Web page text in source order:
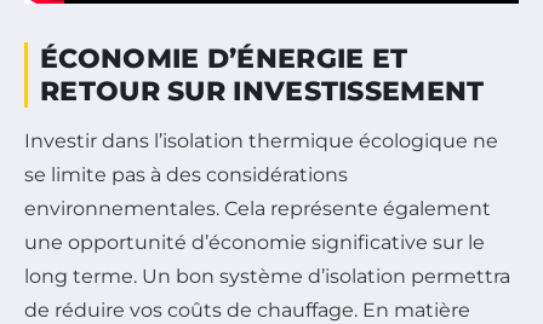
ÉCONOMIE D’ÉNERGIE ET
RETOUR SUR INVESTISSEMENT
Investir dans l’isolation thermique écologique ne
se limite pas à des considérations
environnementales. Cela représente également
une opportunité d’économie significative sur le
long terme. Un bon système d’isolation permettra
de réduire vos coûts de chauffage. En matière